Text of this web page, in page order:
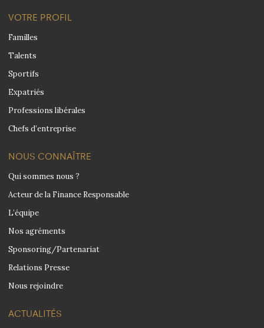
VOTRE PROFIL
Familles
Talents
Sportifs
Expatriés
Professions libérales
Chefs d’entreprise
NOUS CONNAÎTRE
Qui sommes nous ?
Acteur de la Finance Responsable
L’équipe
Nos agréments
Sponsoring/Partenariat
Relations Presse
Nous rejoindre
ACTUALITÉS